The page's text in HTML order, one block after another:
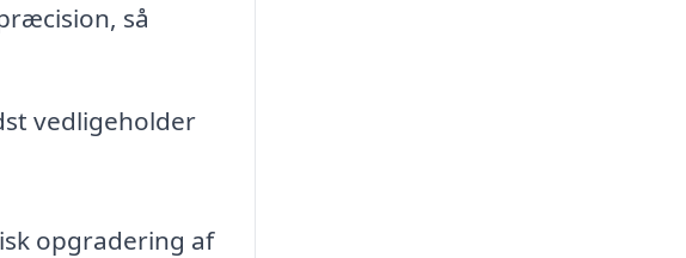
så
vedligeholder
opgradering af